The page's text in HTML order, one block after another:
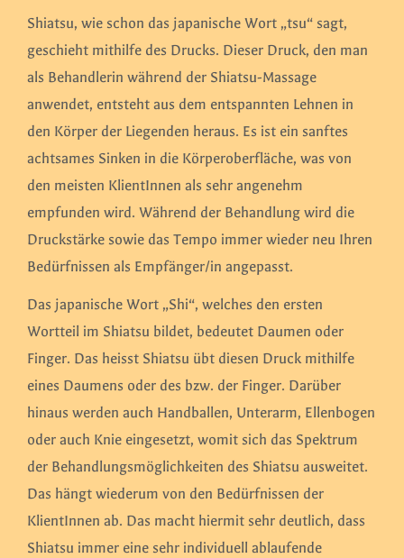
Shiatsu, wie schon das japanische Wort „tsu“ sagt,
geschieht mithilfe des Drucks. Dieser Druck, den man
als Behandlerin während der Shiatsu-Massage
anwendet, entsteht aus dem entspannten Lehnen in
den Körper der Liegenden heraus. Es ist ein sanftes
achtsames Sinken in die Körperoberfläche, was von
den meisten KlientInnen als sehr angenehm
empfunden wird. Während der Behandlung wird die
Druckstärke sowie das Tempo immer wieder neu Ihren
Bedürfnissen als Empfänger/in angepasst.
Das japanische Wort „Shi“, welches den ersten
Wortteil im Shiatsu bildet, bedeutet Daumen oder
Finger. Das heisst Shiatsu übt diesen Druck mithilfe
eines Daumens oder des bzw. der Finger. Darüber
hinaus werden auch Handballen, Unterarm, Ellenbogen
oder auch Knie eingesetzt, womit sich das Spektrum
der Behandlungsmöglichkeiten des Shiatsu ausweitet.
Das hängt wiederum von den Bedürfnissen der
KlientInnen ab. Das macht hiermit sehr deutlich, dass
Shiatsu immer eine sehr individuell ablaufende